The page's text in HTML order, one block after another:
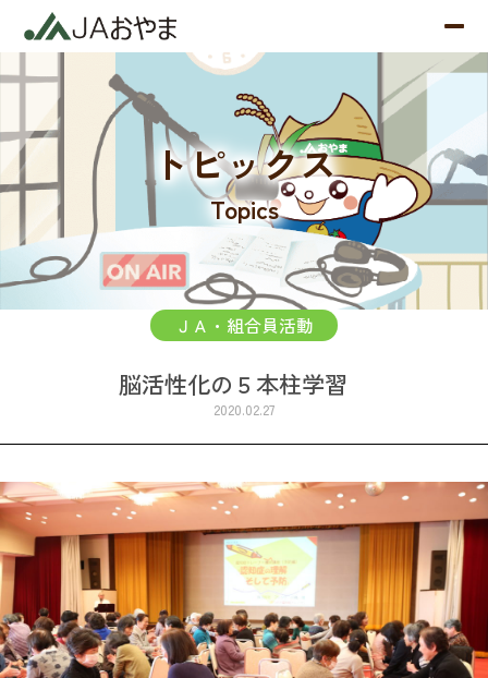
トピックス
Topics
ＪＡ・組合員活動
脳活性化の５本柱学習
2020.02.27